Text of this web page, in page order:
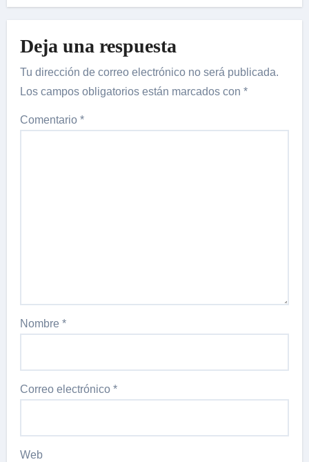
Deja una respuesta
Tu dirección de correo electrónico no será publicada.
Los campos obligatorios están marcados con*
Comentario*
Nombre*
Correo electrónico*
Web